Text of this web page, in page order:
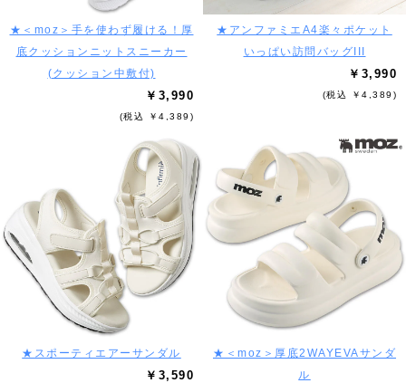
★＜moz＞手を使わず履ける！厚
底クッションニットスニーカー
(クッション中敷付)
￥3,990
(税込 ￥4,389)
★アンファミエA4楽々ポケット
いっぱい訪問バッグIII
￥3,990
(税込 ￥4,389)
★スポーティエアーサンダル
￥3,590
★＜moz＞厚底2WAYEVAサンダ
ル